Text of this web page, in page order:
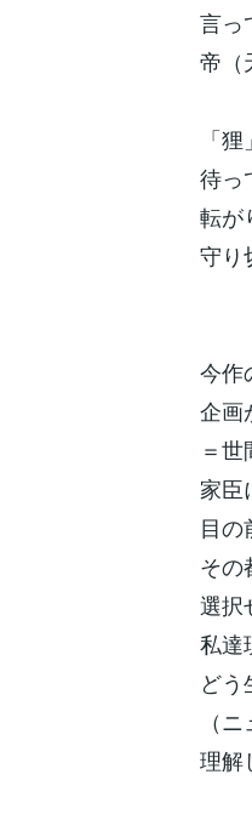
言っ
帝（
「
待
転が
守り
今作
企画
＝
家臣
目の
その
選択
私達
ど
（
理解